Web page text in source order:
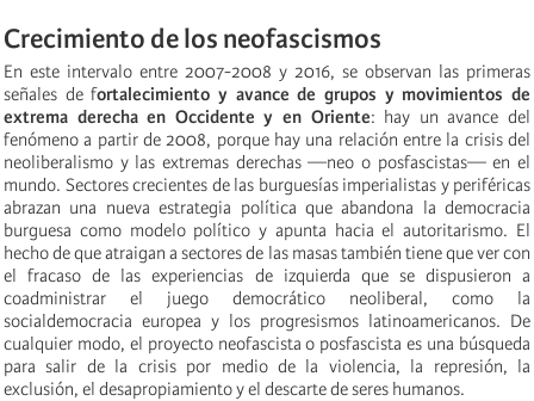
Crecimiento de los neofascismos
En este intervalo entre 2007-2008 y 2016, se observan las primeras
señales de fortalecimiento y avance de grupos y movimientos de
extrema derecha en Occidente y en Oriente: hay un avance del
fenómeno a partir de 2008, porque hay una relación entre la crisis del
neoliberalismo y las extremas derechas —neo o posfascistas— en el
mundo. Sectores crecientes de las burguesías imperialistas y periféricas
abrazan una nueva estrategia política que abandona la democracia
burguesa como modelo político y apunta hacia el autoritarismo. El
hecho de que atraigan a sectores de las masas también tiene que ver con
el fracaso de las experiencias de izquierda que se dispusieron a
coadministrar el juego democrático neoliberal, como la
socialdemocracia europea y los progresismos latinoamericanos. De
cualquier modo, el proyecto neofascista o posfascista es una búsqueda
para salir de la crisis por medio de la violencia, la represión, la
exclusión, el desapropiamiento y el descarte de seres humanos.